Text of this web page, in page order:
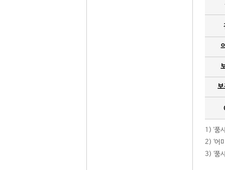
보
1) '품
2) ‘어
3) ‘품